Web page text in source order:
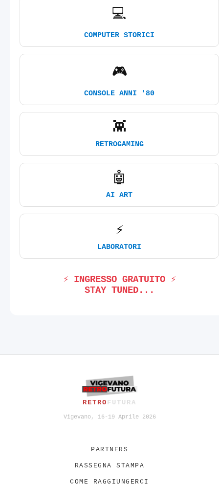
💻
COMPUTER STORICI
🎮
CONSOLE ANNI '80
👾
RETROGAMING
🤖
AI ART
⚡
LABORATORI
⚡ INGRESSO GRATUITO ⚡
STAY TUNED...
RETROFUTURA
Vigevano, 16-19 Aprile 2026
PARTNERS
RASSEGNA STAMPA
COME RAGGIUNGERCI